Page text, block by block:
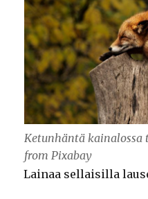
Ketunhäntä kainalossa
from Pixabay
Lainaa sellaisilla